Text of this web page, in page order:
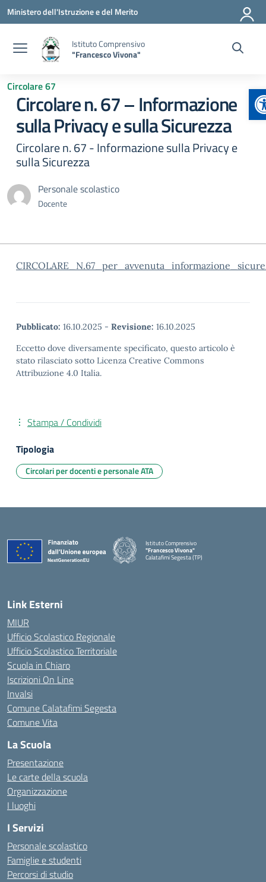
Vai ai contenuti
Vai al menu di navigazione
Vai al footer
Ministero dell'Istruzione e del Merito
Istituto Comprensivo
"Francesco Vivona"
Circolare 67
Circolare n. 67 – Informazione
sulla Privacy e sulla Sicurezza
Circolare n. 67 - Informazione sulla Privacy e
sulla Sicurezza
Personale scolastico
Docente
Pubblicato: 16.10.2025 - Revisione: 16.10.2025
Eccetto dove diversamente specificato, questo articolo è
stato rilasciato sotto Licenza Creative Commons
Attribuzione 4.0 Italia.
Stampa / Condividi
Tipologia
Circolari per docenti e personale ATA
Istituto Comprensivo
"Francesco Vivona"
Calatafimi Segesta (TP)
— Visita la pagina iniziale della scuola
Link Esterni
MIUR
Ufficio Scolastico Regionale
Ufficio Scolastico Territoriale
Scuola in Chiaro
Iscrizioni On Line
Invalsi
Comune Calatafimi Segesta
Comune Vita
La Scuola
Presentazione
Le carte della scuola
Organizzazione
I luoghi
I Servizi
Personale scolastico
Famiglie e studenti
Percorsi di studio